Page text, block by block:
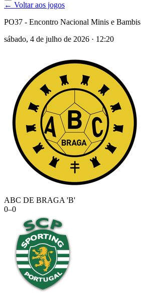
← Voltar aos jogos
PO37 - Encontro Nacional Minis e Bambis
sábado, 4 de julho de 2026 · 12:20
ABC DE BRAGA 'B'
0–0